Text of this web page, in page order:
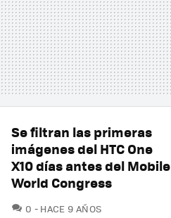
Se filtran las primeras
imágenes del HTC One
X10 días antes del Mobile
World Congress
0 COMENTARIOS
HACE 9 AÑOS